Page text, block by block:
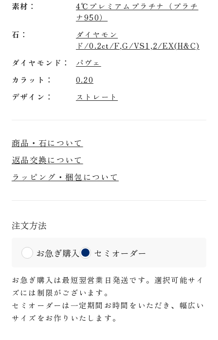
素材
4℃プレミアムプラチナ（プラチ
ナ950）
石
ダイヤモン
ド/0.2ct/F,G/VS1,2/EX(H&C)
ダイヤモンド
パヴェ
カラット
0.20
デザイン
ストレート
商品・石について
返品交換について
ラッピング・梱包について
注文方法
お急ぎ購入 セミオーダー
お急ぎ購入は最短翌営業日発送です。選択可能サイ
ズには制限がございます。
セミオーダーは一定期間お時間をいただき、幅広い
サイズをお作りいたします。